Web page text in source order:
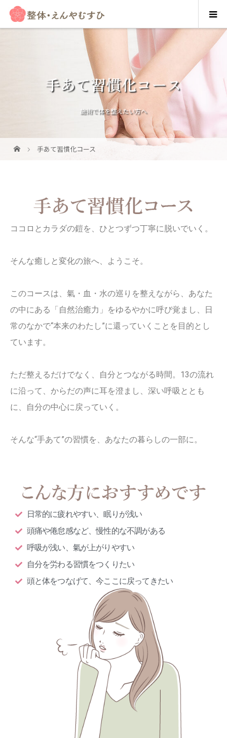
手あて習慣化コース
施術で体を整えたい方へ
手あて習慣化コース
ココロとカラダの鎧を、ひとつずつ丁寧に脱いでいく。
そんな癒しと変化の旅へ、ようこそ。
このコースは、氣・血・水の巡りを整えながら、あなた
の中にある「自然治癒力」をゆるやかに呼び覚まし、日
常のなかで“本来のわたし”に還っていくことを目的とし
ています。
ただ整えるだけでなく、自分とつながる時間。13の流れ
に沿って、からだの声に耳を澄まし、深い呼吸ととも
に、自分の中心に戻っていく。
そんな“手あて”の習慣を、あなたの暮らしの一部に。
日常的に疲れやすい、眠りが浅い
頭痛や倦怠感など、慢性的な不調がある
呼吸が浅い、氣が上がりやすい
自分を労わる習慣をつくりたい
頭と体をつなげて、今ここに戻ってきたい